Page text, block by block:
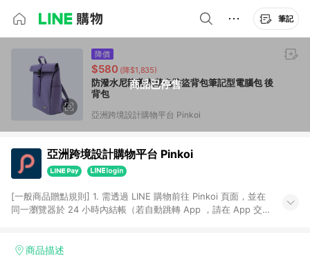
筆記
商品已停售
降價
$580 (降$1,835)
防潑水尼龍薰衣草色防盜背包筆記型電腦包 後
背包
亞洲跨境設計購物平台 Pinkoi
亞洲跨境設計購物平台 Pinkoi
[一般商品贈點規則] 1. 需透過 LINE 購物前往 Pinkoi 頁面，並在
同一瀏覽器於 24 小時內結帳（若自動跳轉 App ，請在 App 交
回饋訂單不得享有 Pinkoi 站方優惠，例如首購優惠，P coins，
商品描述